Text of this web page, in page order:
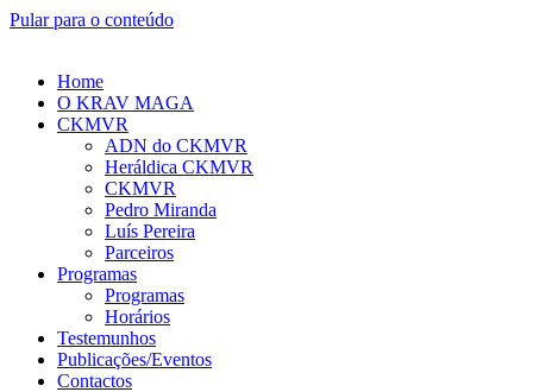
Pular para o conteúdo
Home
O KRAV MAGA
CKMVR
ADN do CKMVR
Heráldica CKMVR
CKMVR
Pedro Miranda
Luís Pereira
Parceiros
Programas
Programas
Horários
Testemunhos
Publicações/Eventos
Contactos